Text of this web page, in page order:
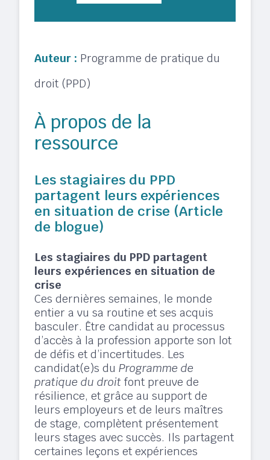
Auteur : Programme de pratique du
droit (PPD)
À propos de la
ressource
Les stagiaires du PPD
partagent leurs expériences
en situation de crise (Article
de blogue)
Les stagiaires du PPD partagent
leurs expériences en situation de
crise
Ces dernières semaines, le monde
entier a vu sa routine et ses acquis
basculer. Être candidat au processus
d’accès à la profession apporte son lot
de défis et d’incertitudes. Les
candidat(e)s duProgramme de
pratique du droit font preuve de
résilience, et grâce au support de
leurs employeurs et de leurs maîtres
de stage, complètent présentement
leurs stages avec succès. Ils partagent
certaines leçons et expériences